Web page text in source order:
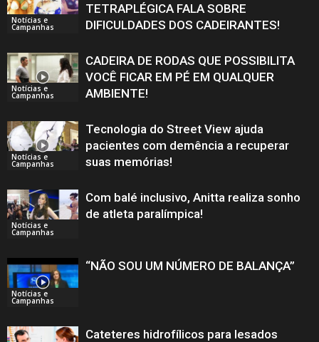
Notícias e
Campanhas
TETRAPLÉGICA FALA SOBRE
DIFICULDADES DOS CADEIRANTES!
Notícias e
Campanhas
CADEIRA DE RODAS QUE POSSIBILITA
VOCÊ FICAR EM PÉ EM QUALQUER
AMBIENTE!
Notícias e
Campanhas
Tecnologia do Street View ajuda
pacientes com demência a recuperar
suas memórias!
Notícias e
Campanhas
Com balé inclusivo, Anitta realiza sonho
de atleta paralímpica!
Notícias e
Campanhas
“NÃO SOU UM NÚMERO DE BALANÇA”
Cateteres hidrofílicos para lesados